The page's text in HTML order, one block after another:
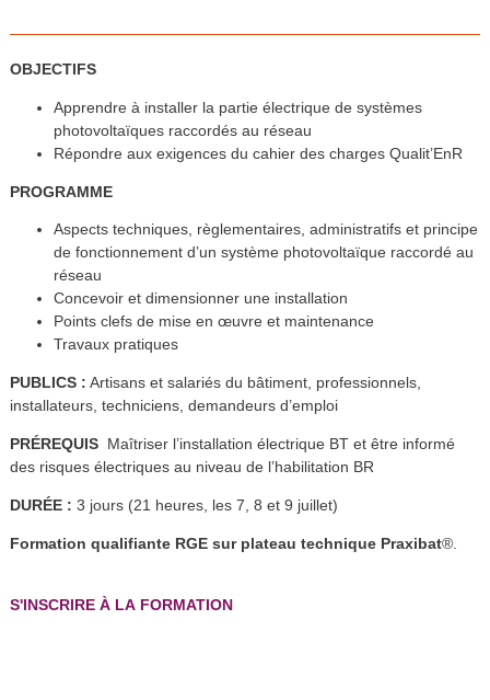
OBJECTIFS
Apprendre à installer la partie électrique de systèmes
photovoltaïques raccordés au réseau
Répondre aux exigences du cahier des charges Qualit’EnR
PROGRAMME
Aspects techniques, règlementaires, administratifs et principe
de fonctionnement d’un système photovoltaïque raccordé au
réseau
Concevoir et dimensionner une installation
Points clefs de mise en œuvre et maintenance
Travaux pratiques
PUBLICS : Artisans et salariés du bâtiment, professionnels,
installateurs, techniciens, demandeurs d’emploi
PRÉREQUIS Maîtriser l’installation électrique BT et être informé
des risques électriques au niveau de l’habilitation BR
DURÉE : 3 jours (21 heures, les 7, 8 et 9 juillet)
Formation qualifiante RGE sur plateau technique Praxibat®.
S'INSCRIRE À LA FORMATION